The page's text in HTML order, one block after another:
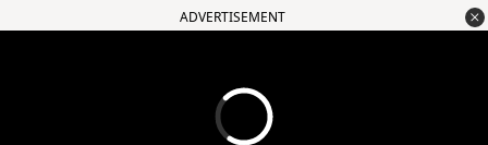
ADVERTISEMENT